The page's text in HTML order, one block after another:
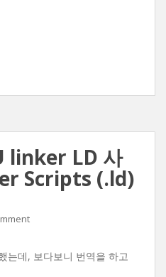
linker LD 사
Scripts (.ld)
는데, 보다보니 번역을 하고